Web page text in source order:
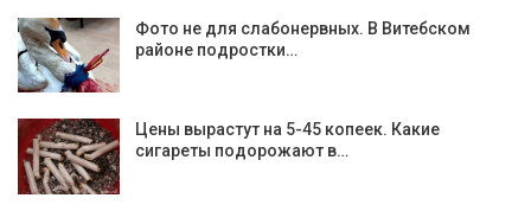
Фото не для слабонервных. В Витебском
районе подростки…
Цены вырастут на 5-45 копеек. Какие
сигареты подорожают в…